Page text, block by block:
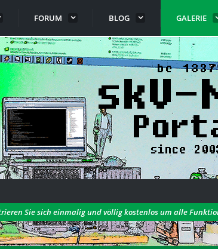
FORUM BLOG GALERIE
Sie sich einmalig und völlig kostenlos um alle